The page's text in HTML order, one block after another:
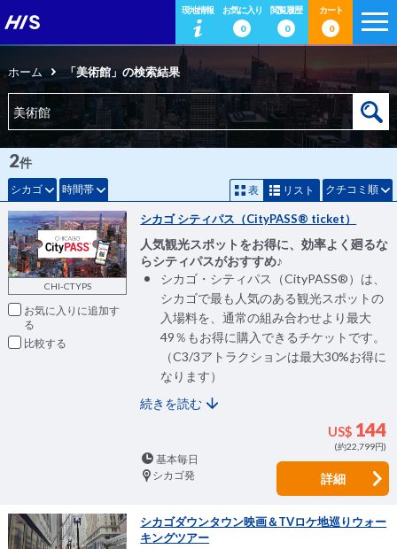
現地情報
お気に入り
0
閲覧履歴
0
カート
0
ホーム 「美術館」の検索結果
シカゴ 時間帯
2件
表 リスト クチコミ順
CHI-CTYPS
お気に入りに追加
比較
シカゴ シティパス（CityPASS® ticket）
人気観光スポットをお得に、効率よく廻るな
らシティパスがおすすめ♪
シカゴ・シティパス（CityPASS®）は、
シカゴで最も人気のある観光スポットの
入場料を、通常の組み合わせより最大
49％もお得に購入できるチケットです。
（C3/3アトラクションは最大30%お得に
なります）
続きを読む
US$ 144
(約22,799円)
基本毎日
シカゴ発
詳細
シカゴダウンタウン映画＆TVロケ地巡りウォー
キングツアー